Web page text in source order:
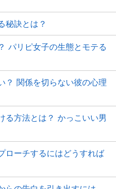
秘訣とは？
パリピ女子の生態とモテる
？ 関係を切らない彼の心理
る方法とは？ かっこいい男
ローチするにはどうすれば